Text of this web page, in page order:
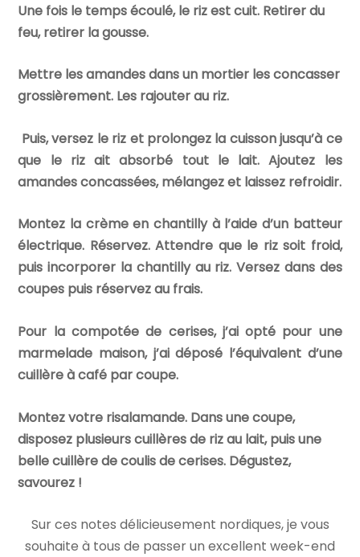
Une fois le temps écoulé, le riz est cuit. Retirer du
feu, retirer la gousse.
Mettre les amandes dans un mortier les concasser
grossièrement. Les rajouter au riz.
Puis, versez le riz et prolongez la cuisson jusqu’à ce
que le riz ait absorbé tout le lait. Ajoutez les
amandes concassées, mélangez et laissez refroidir.
Montez la crème en chantilly à l’aide d’un batteur
électrique. Réservez. Attendre que le riz soit froid,
puis incorporer la chantilly au riz. Versez dans des
coupes puis réservez au frais.
Pour la compotée de cerises, j’ai opté pour une
marmelade maison, j’ai déposé l’équivalent d’une
cuillère à café par coupe.
Montez votre risalamande. Dans une coupe,
disposez plusieurs cuillères de riz au lait, puis une
belle cuillère de coulis de cerises. Dégustez,
savourez !
Sur ces notes délicieusement nordiques, je vous
souhaite à tous de passer un excellent week-end